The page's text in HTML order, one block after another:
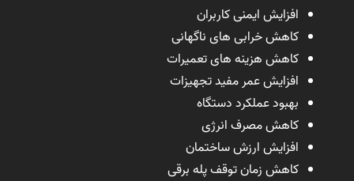
افزایش ایمنی کاربران
کاهش خرابی های ناگهانی
کاهش هزینه های تعمیرات
افزایش عمر مفید تجهیزات
بهبود عملکرد دستگاه
کاهش مصرف انرژی
افزایش ارزش ساختمان
کاهش زمان توقف پله برقی